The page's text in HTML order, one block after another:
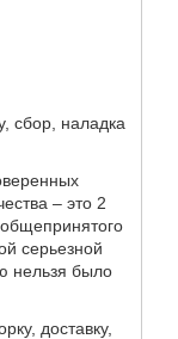
сбор, наладка
– это 2
серьезной
нельзя было
доставку,